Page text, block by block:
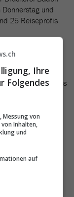
und
25 Reiseprofis
Nordamerika,
Die
nur aus dem
Das
eingebüsst.
Ihre
Folgendes
Messung von
Inhalten,
und
auf